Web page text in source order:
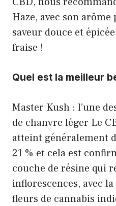
Haze, avec son
saveur douce et
fraise !
Quel est la meilleur
Master Kush : l’une
de chanvre léger Le
atteint généralement
21 % et cela est
couche de résine qui
inflorescences, avec
fleurs de cannabis